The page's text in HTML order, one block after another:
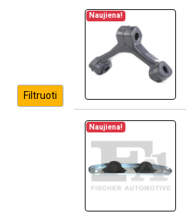
Naujiena!
Naujiena!